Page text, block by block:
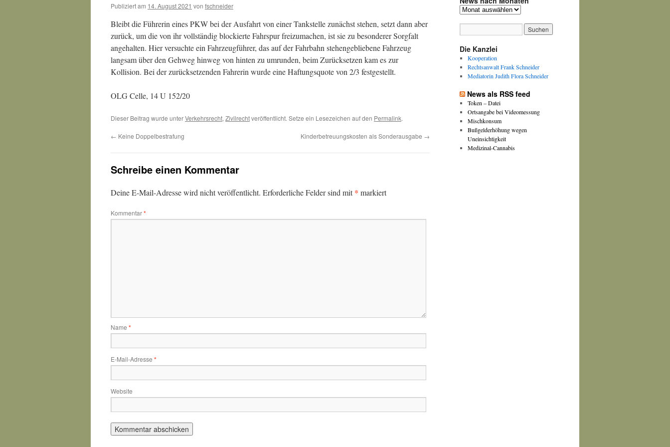
Publiziert am 14. August 2021 von fschneider
Bleibt die Führerin eines PKW bei der Ausfahrt von einer Tankstelle zunächst stehen, setzt dann aber
zurück, um die von ihr vollständig blockierte Fahrspur freizumachen, ist sie zu besonderer Sorgfalt
angehalten. Hier versuchte ein Fahrzeugführer, das auf der Fahrbahn stehengebliebene Fahrzeug
langsam über den Gehweg hinweg von hinten zu umrunden, beim Zurücksetzen kam es zur
Kollision. Bei der zurücksetzenden Fahrerin wurde eine Haftungsquote von 2/3 festgestellt.
OLG Celle, 14 U 152/20
Dieser Beitrag wurde unterVerkehrsrecht, Zivilrechtveröffentlicht. Setze ein Lesezeichen auf den Permalink.
← Keine Doppelbestrafung Kinderbetreuungskosten als Sonderausgabe →
Schreibe einen Kommentar
Deine E-Mail-Adresse wird nicht veröffentlicht. Erforderliche Felder sind mit* markiert
Kommentar*
Name *
E-Mail-Adresse *
Website
News
Die Kanzlei
Kooperation
Rechtsanwalt Frank Schneider
Mediatorin Judith Flora Schneider
News als RSS feed
Token – Datei
Ortsangabe bei Videomessung
Mischkonsum
Bußgelderhöhung wegen
Uneinsichtigkeit
Medizinal-Cannabis